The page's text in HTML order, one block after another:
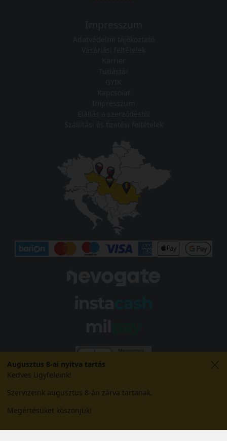
Augusztus 8-ai nyitva tartás
Kedves Ügyfeleink!
Szervizeink augusztus 8-án zárva tartanak.
Megértésüket köszönjük!